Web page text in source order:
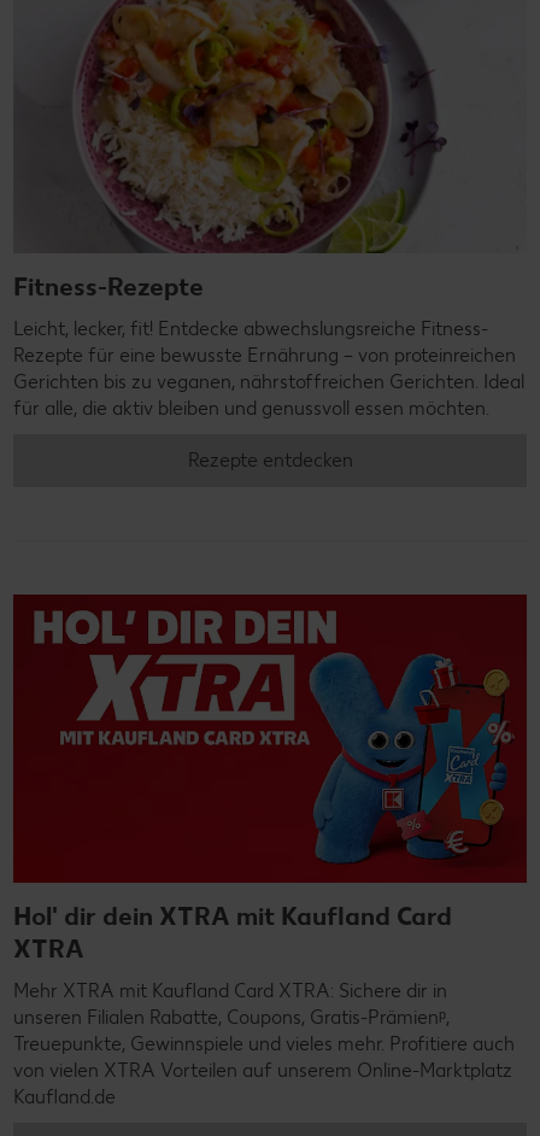
Fitness-Rezepte
Leicht, lecker, fit! Entdecke abwechslungsreiche Fitness-
Rezepte für eine bewusste Ernährung – von proteinreichen
Gerichten bis zu veganen, nährstoffreichen Gerichten. Ideal
für alle, die aktiv bleiben und genussvoll essen möchten.
Rezepte entdecken
Hol' dir dein XTRA mit Kaufland Card
XTRA
Mehr XTRA mit Kaufland Card XTRA: Sichere dir in
unseren Filialen Rabatte, Coupons, Gratis-Prämienᵖ,
Treuepunkte, Gewinnspiele und vieles mehr. Profitiere auch
von vielen XTRA Vorteilen auf unserem Online-Marktplatz
Kaufland.de